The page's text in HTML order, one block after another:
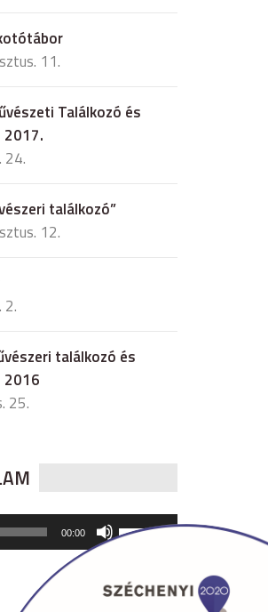
11.
Találkozó és
2017.
24.
találkozó”
12.
2.
találkozó és
2016
25.
00:00
hangerő
csökkentéséhez